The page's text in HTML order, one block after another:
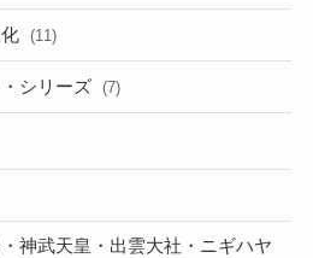
(11)
シリーズ (7)
神武天皇・出雲大社・ニギハヤ